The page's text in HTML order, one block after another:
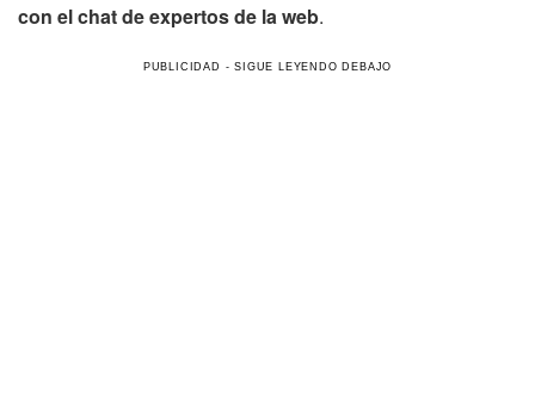
con el chat de expertos de la web.